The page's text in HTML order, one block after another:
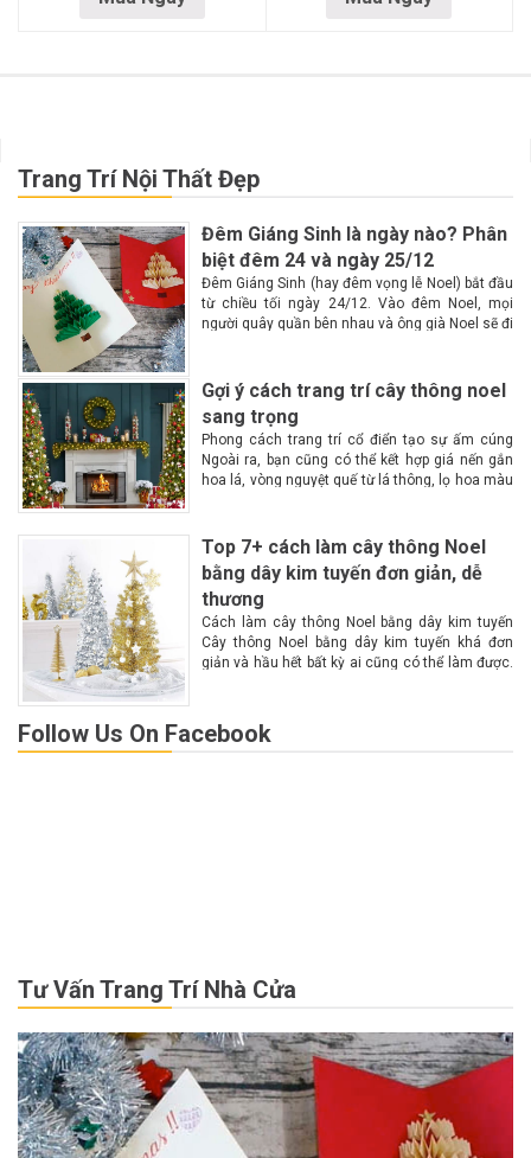
Trang Trí Nội Thất Đẹp
Đêm Giáng Sinh là ngày nào? Phân
biệt đêm 24 và ngày 25/12
Đêm Giáng Sinh (hay đêm vọng lễ Noel) bắt đầu
từ chiều tối ngày 24/12. Vào đêm Noel, mọi
người quây quần bên nhau và ông già Noel sẽ đi
Gợi ý cách trang trí cây thông noel
sang trọng
Phong cách trang trí cổ điển tạo sự ấm cúng
Ngoài ra, bạn cũng có thể kết hợp giá nến gắn
hoa lá, vòng nguyệt quế từ lá thông, lọ hoa màu
Top 7+ cách làm cây thông Noel
bằng dây kim tuyến đơn giản, dễ
thương
Cách làm cây thông Noel bằng dây kim tuyến
Cây thông Noel bằng dây kim tuyến khá đơn
giản và hầu hết bất kỳ ai cũng có thể làm được.
Follow Us On Facebook
Tư Vấn Trang Trí Nhà Cửa